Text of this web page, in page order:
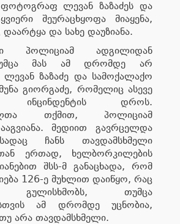
ლევან ზაზაძეს და
შეურაცხყოფა მიაყენა,
და სახე დაუზიანა.
პოლიციამ ადგილიდან
მას ამ დრომდე არ
ლევან ზაზაძე და სამოქალაქო
გიორგაძე, რომელიც ასევე
ინცინდენტის დროს.
თქმით, პოლიციამ
მედიით გავრცელდა
ჩანს თავდამსხმელი
ერთად, ხელბორკილების
შსს-მ განაცხადა, რომ
126-ე მუხლით დაიწყო, რაც
გულისხმობს, თუმცა
ამ დრომდე უცნობია,
არა თავდამსხმელი.